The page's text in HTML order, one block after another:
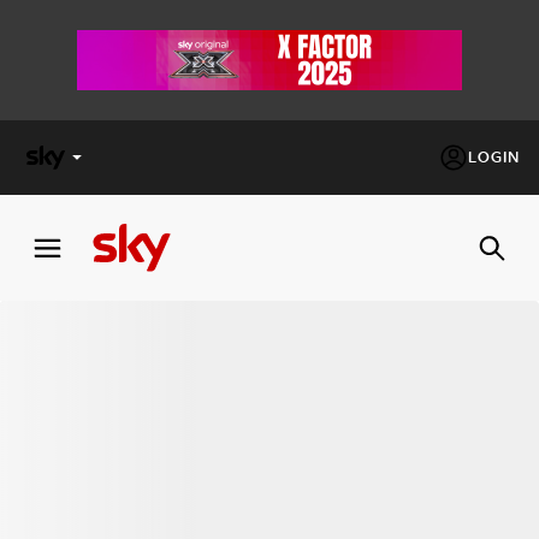
LOGIN
FACTOR